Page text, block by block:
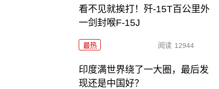
看不见就挨打！歼-15T百公里外
一剑封喉F-15J
最热 阅读 12944
印度满世界绕了一大圈，最后发
现还是中国好？